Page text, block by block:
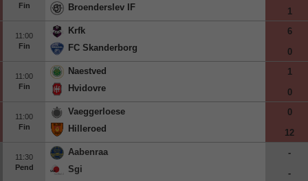
Fin
Broenderslev IF
1
11:00
Fin
Krfk
FC Skanderborg
6
0
11:00
Fin
Naestved
Hvidovre
1
0
11:00
Fin
Vaeggerloese
Hilleroed
0
12
11:30
Pend
Aabenraa
Sgi
-
-